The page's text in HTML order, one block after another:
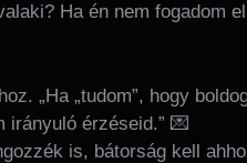
Ha én nem fogadom
„Ha „tudom”, hogy
irányuló érzéseid.” 💌
is, bátorság kell